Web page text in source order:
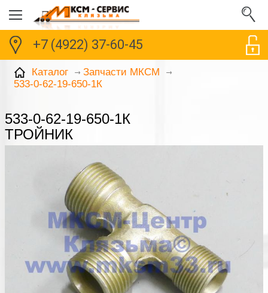
+7 (4922) 37-60-45
Каталог
Запчасти МКСМ
533-0-62-19-650-1К
533-0-62-19-650-1К
ТРОЙНИК